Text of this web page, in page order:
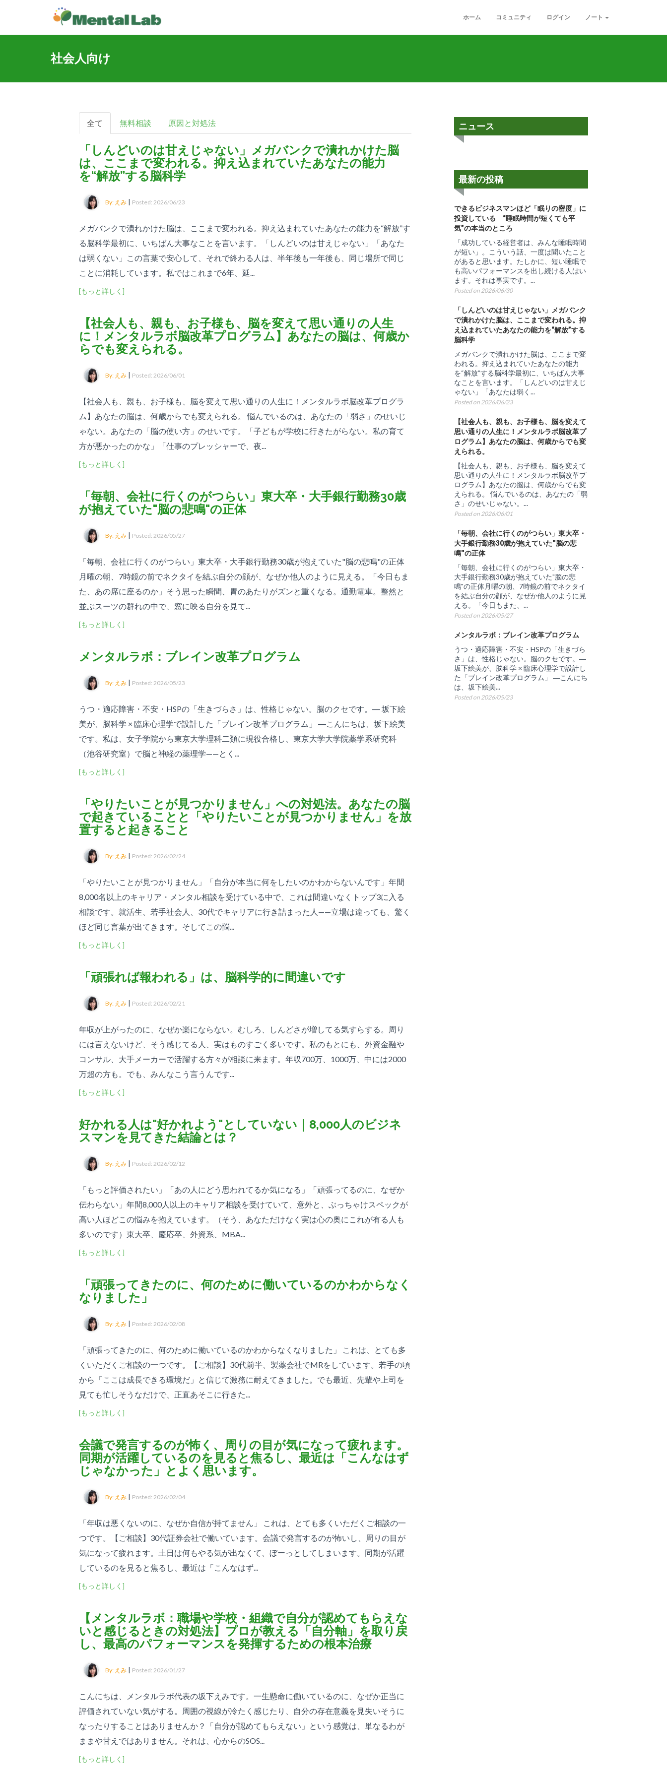
ホーム コミュニティ ログイン ノート
社会人向け
全て 無料相談 原因と対処法
「しんどいのは甘えじゃない」メガバンクで潰れかけた脳
は、ここまで変われる。抑え込まれていたあなたの能力
を“解放”する脳科学
By: えみ| Posted: 2026/06/23
メガバンクで潰れかけた脳は、ここまで変われる。抑え込まれていたあなたの能力を“解放”す
る脳科学最初に、いちばん大事なことを言います。「しんどいのは甘えじゃない」「あなた
は弱くない」この言葉で安心して、それで終わる人は、半年後も一年後も、同じ場所で同じ
ことに消耗しています。私ではこれまで6年、延...
[もっと詳しく]
【社会人も、親も、お子様も、脳を変えて思い通りの人生
に！メンタルラボ脳改革プログラム】あなたの脳は、何歳か
らでも変えられる。
By: えみ| Posted: 2026/06/01
【社会人も、親も、お子様も、脳を変えて思い通りの人生に！メンタルラボ脳改革プログラ
ム】あなたの脳は、何歳からでも変えられる。 悩んでいるのは、あなたの「弱さ」のせいじ
ゃない。あなたの「脳の使い方」のせいです。「子どもが学校に行きたがらない。私の育て
方が悪かったのかな」「仕事のプレッシャーで、夜...
[もっと詳しく]
「毎朝、会社に行くのがつらい」東大卒・大手銀行勤務30歳
が抱えていた"脳の悲鳴"の正体
By: えみ| Posted: 2026/05/27
「毎朝、会社に行くのがつらい」東大卒・大手銀行勤務30歳が抱えていた"脳の悲鳴"の正体
月曜の朝、7時鏡の前でネクタイを結ぶ自分の顔が、なぜか他人のように見える。「今日もま
た、あの席に座るのか」そう思った瞬間、胃のあたりがズンと重くなる。通勤電車。整然と
並ぶスーツの群れの中で、窓に映る自分を見て...
[もっと詳しく]
メンタルラボ：ブレイン改革プログラム
By: えみ| Posted: 2026/05/23
うつ・適応障害・不安・HSPの「生きづらさ」は、性格じゃない。脳のクセです。― 坂下絵
美が、脳科学 × 臨床心理学で設計した「ブレイン改革プログラム」 ―こんにちは、坂下絵美
です。私は、女子学院から東京大学理科二類に現役合格し、東京大学大学院薬学系研究科
（池谷研究室）で脳と神経の薬理学——とく...
[もっと詳しく]
「やりたいことが見つかりません」への対処法。あなたの脳
で起きていることと「やりたいことが見つかりません」を放
置すると起きること
By: えみ| Posted: 2026/02/24
「やりたいことが見つかりません」「自分が本当に何をしたいのかわからないんです」年間
8,000名以上のキャリア・メンタル相談を受けている中で、これは間違いなくトップ3に入る
相談です。就活生、若手社会人、30代でキャリアに行き詰まった人——立場は違っても、驚く
ほど同じ言葉が出てきます。そしてこの悩...
[もっと詳しく]
「頑張れば報われる」は、脳科学的に間違いです
By: えみ| Posted: 2026/02/21
年収が上がったのに、なぜか楽にならない。むしろ、しんどさが増してる気すらする。周り
には言えないけど、そう感じてる人、実はものすごく多いです。私のもとにも、外資金融や
コンサル、大手メーカーで活躍する方々が相談に来ます。年収700万、1000万、中には2000
万超の方も。でも、みんなこう言うんです...
[もっと詳しく]
好かれる人は"好かれよう"としていない｜8,000人のビジネ
スマンを見てきた結論とは？
By: えみ| Posted: 2026/02/12
「もっと評価されたい」「あの人にどう思われてるか気になる」「頑張ってるのに、なぜか
伝わらない」年間8,000人以上のキャリア相談を受けていて、意外と、ぶっちゃけスペックが
高い人ほどこの悩みを抱えています。（そう、あなただけなく実は心の奥にこれが有る人も
多いのです）東大卒、慶応卒、外資系、MBA...
[もっと詳しく]
「頑張ってきたのに、何のために働いているのかわからなく
なりました」
By: えみ| Posted: 2026/02/08
「頑張ってきたのに、何のために働いているのかわからなくなりました」 これは、とても多
くいただくご相談の一つです。【ご相談】30代前半、製薬会社でMRをしています。若手の頃
から「ここは成長できる環境だ」と信じて激務に耐えてきました。でも最近、先輩や上司を
見ても忙しそうなだけで、正直あそこに行きた...
[もっと詳しく]
会議で発言するのが怖く、周りの目が気になって疲れます。
同期が活躍しているのを見ると焦るし、最近は「こんなはず
じゃなかった」とよく思います。
By: えみ| Posted: 2026/02/04
「年収は悪くないのに、なぜか自信が持てません」 これは、とても多くいただくご相談の一
つです。【ご相談】30代証券会社で働いています。会議で発言するのが怖いし、周りの目が
気になって疲れます。土日は何もやる気が出なくて、ぼーっとしてしまいます。同期が活躍
しているのを見ると焦るし、最近は「こんなはず...
[もっと詳しく]
【メンタルラボ：職場や学校・組織で自分が認めてもらえな
いと感じるときの対処法】プロが教える「自分軸」を取り戻
し、最高のパフォーマンスを発揮するための根本治療
By: えみ| Posted: 2026/01/27
こんにちは、メンタルラボ代表の坂下えみです。一生懸命に働いているのに、なぜか正当に
評価されていない気がする。周囲の視線が冷たく感じたり、自分の存在意義を見失いそうに
なったりすることはありませんか？「自分が認めてもらえない」という感覚は、単なるわが
ままや甘えではありません。それは、心からのSOS...
[もっと詳しく]
ニュース
最新の投稿
できるビジネスマンほど「眠りの密度」に
投資している “睡眠時間が短くても平
気”の本当のところ
「成功している経営者は、みんな睡眠時間
が短い」。こういう話、一度は聞いたこと
があると思います。たしかに、短い睡眠で
も高いパフォーマンスを出し続ける人はい
ます。それは事実です。...
Posted on 2026/06/30
「しんどいのは甘えじゃない」メガバンク
で潰れかけた脳は、ここまで変われる。抑
え込まれていたあなたの能力を“解放”する
脳科学
メガバンクで潰れかけた脳は、ここまで変
われる。抑え込まれていたあなたの能力
を“解放”する脳科学最初に、いちばん大事
なことを言います。「しんどいのは甘えじ
ゃない」「あなたは弱く...
Posted on 2026/06/23
【社会人も、親も、お子様も、脳を変えて
思い通りの人生に！メンタルラボ脳改革プ
ログラム】あなたの脳は、何歳からでも変
えられる。
【社会人も、親も、お子様も、脳を変えて
思い通りの人生に！メンタルラボ脳改革プ
ログラム】あなたの脳は、何歳からでも変
えられる。 悩んでいるのは、あなたの「弱
さ」のせいじゃない。...
Posted on 2026/06/01
「毎朝、会社に行くのがつらい」東大卒・
大手銀行勤務30歳が抱えていた"脳の悲
鳴"の正体
「毎朝、会社に行くのがつらい」東大卒・
大手銀行勤務30歳が抱えていた"脳の悲
鳴"の正体月曜の朝、7時鏡の前でネクタイ
を結ぶ自分の顔が、なぜか他人のように見
える。「今日もまた、...
Posted on 2026/05/27
メンタルラボ：ブレイン改革プログラム
うつ・適応障害・不安・HSPの「生きづら
さ」は、性格じゃない。脳のクセです。―
坂下絵美が、脳科学 × 臨床心理学で設計し
た「ブレイン改革プログラム」 ―こんにち
は、坂下絵美...
Posted on 2026/05/23